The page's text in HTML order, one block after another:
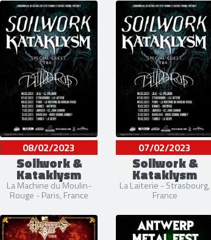
08/02/2023
Soilwork &
Kataklysm
La Machine du Moulin-
Rouge - Paris, France
07/02/2023
Soilwork &
Kataklysm
La Laiterie - Strasbourg,
France